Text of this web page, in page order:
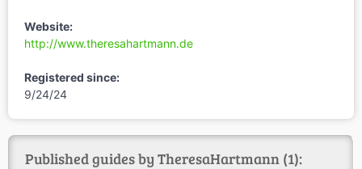
Website:
http://www.theresahartmann.de
Registered since:
9/24/24
Published guides by TheresaHartmann (1):